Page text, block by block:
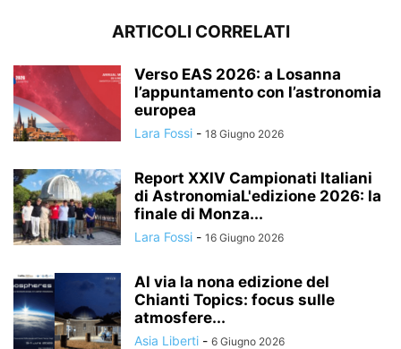
ARTICOLI CORRELATI
Verso EAS 2026: a Losanna
l’appuntamento con l’astronomia
europea
Lara Fossi - 18 Giugno 2026
Report XXIV Campionati Italiani
di AstronomiaL'edizione 2026: la
finale di Monza...
Lara Fossi - 16 Giugno 2026
Al via la nona edizione del
Chianti Topics: focus sulle
atmosfere...
Asia Liberti - 6 Giugno 2026